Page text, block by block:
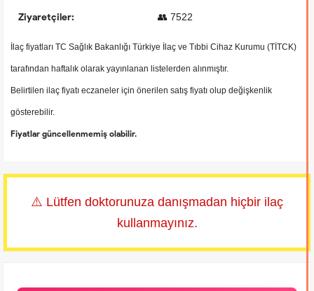
Ziyaretçiler: 👥 7522
İlaç fiyatları TC Sağlık Bakanlığı Türkiye İlaç ve Tıbbi Cihaz Kurumu (TİTCK)
tarafından haftalık olarak yayınlanan listelerden alınmıştır.
Belirtilen ilaç fiyatı eczaneler için önerilen satış fiyatı olup değişkenlik
gösterebilir.
Fiyatlar güncellenmemiş olabilir.
⚠️ Lütfen doktorunuza danışmadan hiçbir ilaç
kullanmayınız.